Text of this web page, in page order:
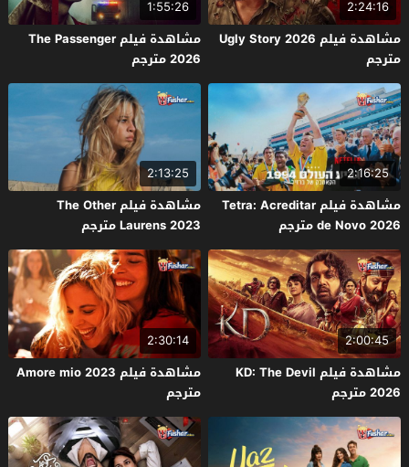
2:24:16
مشاهدة فيلم Ugly Story 2026
مترجم
1:55:26
مشاهدة فيلم The Passenger
2026 مترجم
2:16:25
مشاهدة فيلم Tetra: Acreditar
de Novo 2026 مترجم
2:13:25
مشاهدة فيلم The Other
Laurens 2023 مترجم
2:00:45
مشاهدة فيلم KD: The Devil
2026 مترجم
2:30:14
مشاهدة فيلم Amore mio 2023
مترجم